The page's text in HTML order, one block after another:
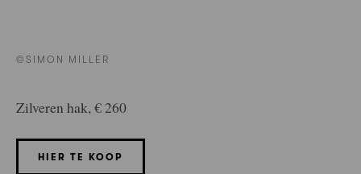
©SIMON MILLER
Zilveren hak, € 260
HIER TE KOOP